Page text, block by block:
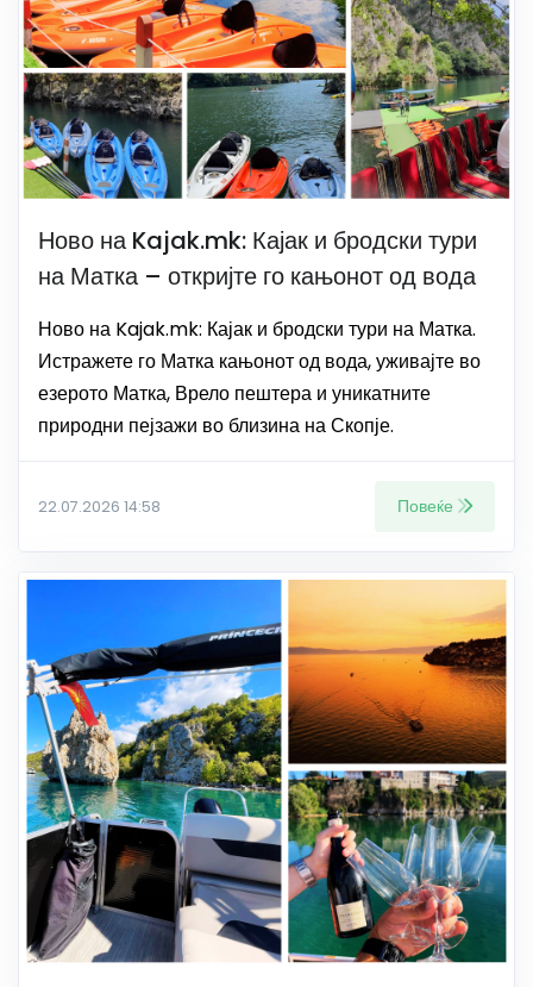
Ново на Kajak.mk: Кајак и бродски тури
на Матка – откријте го кањонот од вода
Ново на Kajak.mk: Кајак и бродски тури на Матка.
Истражете го Матка кањонот од вода, уживајте во
езерото Матка, Врело пештера и уникатните
природни пејзажи во близина на Скопје.
22.07.2026 14:58 Повеќе